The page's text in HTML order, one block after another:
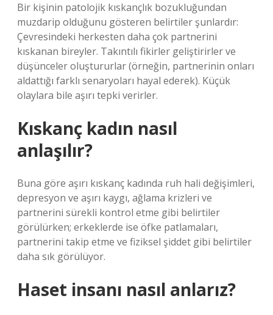
Bir kişinin patolojik kıskançlık bozukluğundan
muzdarip olduğunu gösteren belirtiler şunlardır:
Çevresindeki herkesten daha çok partnerini
kıskanan bireyler. Takıntılı fikirler geliştirirler ve
düşünceler oluştururlar (örneğin, partnerinin onları
aldattığı farklı senaryoları hayal ederek). Küçük
olaylara bile aşırı tepki verirler.
Kıskanç kadın nasıl
anlaşılır?
Buna göre aşırı kıskanç kadında ruh hali değişimleri,
depresyon ve aşırı kaygı, ağlama krizleri ve
partnerini sürekli kontrol etme gibi belirtiler
görülürken; erkeklerde ise öfke patlamaları,
partnerini takip etme ve fiziksel şiddet gibi belirtiler
daha sık görülüyor.
Haset insanı nasıl anlarız?